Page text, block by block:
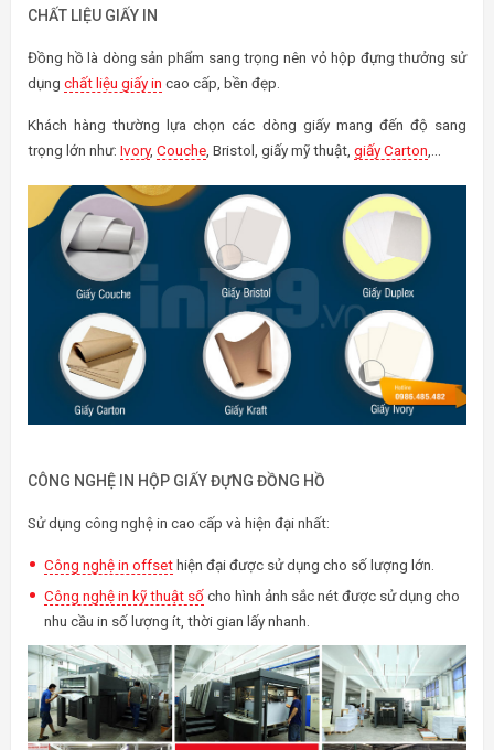
CHẤT LIỆU GIẤY IN
Đồng hồ là dòng sản phẩm sang trọng nên vỏ hộp đựng thưởng sử
dụng chất liệu giấy in cao cấp, bền đẹp.
Khách hàng thường lựa chọn các dòng giấy mang đến độ sang
trọng lớn như: Ivory, Couche, Bristol, giấy mỹ thuật, giấy Carton,…
CÔNG NGHỆ IN HỘP GIẤY ĐỰNG ĐỒNG HỒ
Sử dụng công nghệ in cao cấp và hiện đại nhất:
Công nghệ in offsethiện đại được sử dụng cho số lượng lớn.
Công nghệ in kỹ thuật sốcho hình ảnh sắc nét được sử dụng cho
nhu cầu in số lượng ít, thời gian lấy nhanh.